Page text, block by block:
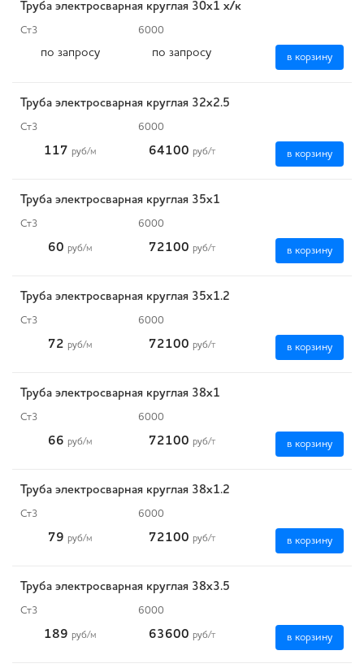
Труба электросварная круглая 30х1 х/к
Ст3 6000
по запросу по запросу в корзину
Труба электросварная круглая 32х2.5
Ст3 6000
117 руб/м 64100 руб/т в корзину
Труба электросварная круглая 35х1
Ст3 6000
60 руб/м 72100 руб/т в корзину
Труба электросварная круглая 35х1.2
Ст3 6000
72 руб/м 72100 руб/т в корзину
Труба электросварная круглая 38х1
Ст3 6000
66 руб/м 72100 руб/т в корзину
Труба электросварная круглая 38х1.2
Ст3 6000
79 руб/м 72100 руб/т в корзину
Труба электросварная круглая 38х3.5
Ст3 6000
189 руб/м 63600 руб/т в корзину